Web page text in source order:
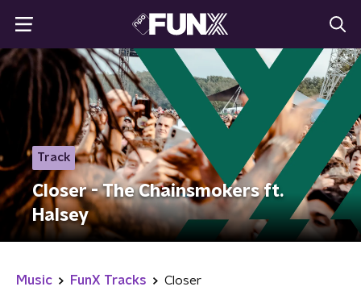
Track
Closer - The Chainsmokers ft.
Halsey
Music FunX Tracks Closer